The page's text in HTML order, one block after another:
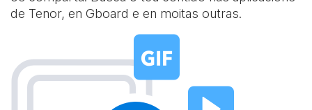
de Tenor, en Gboard e en moitas outras.